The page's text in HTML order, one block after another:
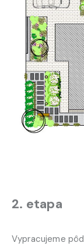
2. etapa
Vypracujeme